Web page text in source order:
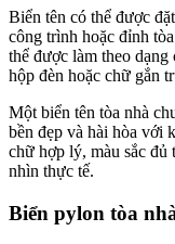
Biển tên có thể được
công trình hoặc đỉnh
thể được làm theo
hộp đèn hoặc chữ gắn
Một biển tên tòa nhà
bền đẹp và hài hòa với
chữ hợp lý, màu sắc
nhìn thực tế.
Biển pylon tòa